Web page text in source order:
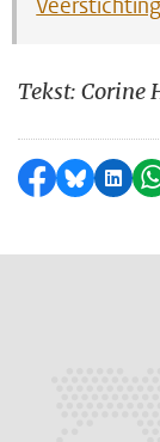
Veerstichting
Tekst: Corine
Delen op
Delen